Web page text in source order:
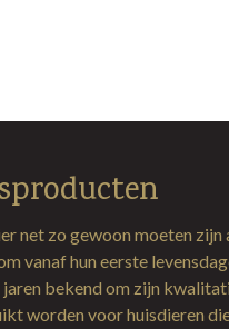
net zo gewoon moeten zijn
vanaf hun eerste
jaren bekend om zijn
worden voor huisdieren